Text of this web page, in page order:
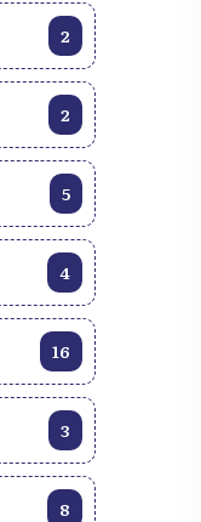
2
2
5
4
16
3
8